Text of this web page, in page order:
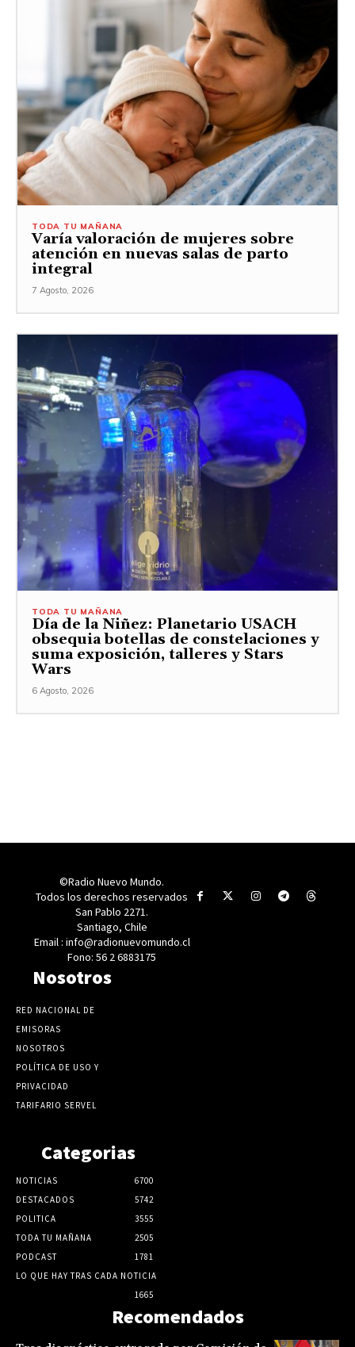
TODA TU MAÑANA
Varía valoración de mujeres sobre
atención en nuevas salas de parto
integral
7 Agosto, 2026
TODA TU MAÑANA
Día de la Niñez: Planetario USACH
obsequia botellas de constelaciones y
suma exposición, talleres y Stars
Wars
6 Agosto, 2026
©Radio Nuevo Mundo.
Todos los derechos reservados
San Pablo 2271.
Santiago, Chile
Email : info@radionuevomundo.cl
Fono: 56 2 6883175
Nosotros
RED NACIONAL DE
EMISORAS
NOSOTROS
POLÍTICA DE USO Y
PRIVACIDAD
TARIFARIO SERVEL
Categorias
NOTICIAS
6700
DESTACADOS
5742
POLITICA
3555
TODA TU MAÑANA
2505
PODCAST
1781
LO QUE HAY TRAS CADA NOTICIA
1665
Recomendados